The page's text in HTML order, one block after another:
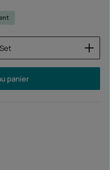
la quantité
Set
panier